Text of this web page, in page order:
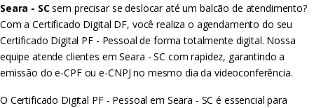
Seara - SCsem precisar se deslocar até um balcão de atendimento?
Com a Certificado Digital DF, você realiza o agendamento do seu
Certificado Digital PF - Pessoal de forma totalmente digital. Nossa
equipe atende clientes em Seara - SC com rapidez, garantindo a
emissão do e-CPF ou e-CNPJ no mesmo dia da videoconferência.
O Certificado Digital PF - Pessoal em Seara - SC é essencial para